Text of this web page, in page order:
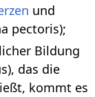
und
pectoris);
Bildung
das die
kommt es